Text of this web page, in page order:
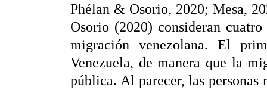
Phélan & Osorio, 2020; Mesa,
Osorio (2020) consideran
migración venezolana. El
Venezuela, de manera que la
pública. Al parecer, las